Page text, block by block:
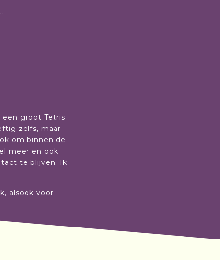
groot Tetris
zelfs, maar
om binnen de
meer en ook
te blijven. Ik
alsook voor